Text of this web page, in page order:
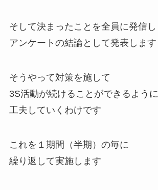
そして決まったことを全員に発信し
アンケートの結論として発表します
そうやって対策を施して
3S活動が続けることができるように
工夫していくわけです
これを１期間（半期）の毎に
繰り返して実施します